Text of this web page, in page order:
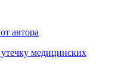
автора
медицинских